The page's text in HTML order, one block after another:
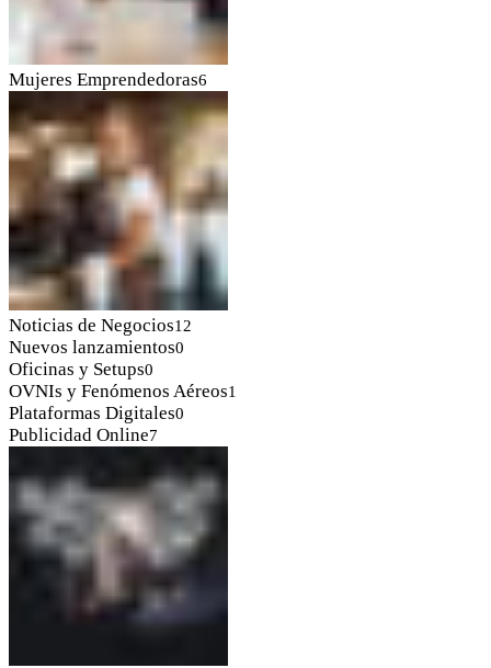
Mujeres Emprendedoras6
Noticias de Negocios12
Nuevos lanzamientos0
Oficinas y Setups0
OVNIs y Fenómenos Aéreos1
Plataformas Digitales0
Publicidad Online7